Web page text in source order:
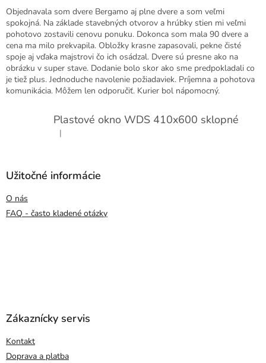
Objednavala som dvere Bergamo aj plne dvere a som veľmi
spokojná. Na základe stavebných otvorov a hrúbky stien mi veľmi
pohotovo zostavili cenovu ponuku. Dokonca som mala 90 dvere a
cena ma milo prekvapila. Obložky krasne zapasovali, pekne čisté
spoje aj vďaka majstrovi čo ich osádzal. Dvere sú presne ako na
obrázku v super stave. Dodanie bolo skor ako sme predpokladali co
je tiež plus. Jednoduche navolenie požiadaviek. Príjemna a pohotova
komunikácia. Môžem len odporučiť. Kurier bol nápomocný.
Plastové okno WDS 410x600 sklopné
Hodnotenie produktu je 5 z 5 hviezdičiek.
|
Užitočné informácie
O nás
FAQ - často kladené otázky
Zákaznícky servis
Kontakt
Doprava a platba